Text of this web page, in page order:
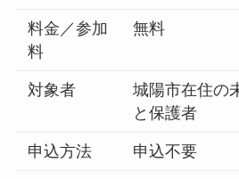
料金／参加
料
無料
対象者
城陽市在住の
と保護者
申込方法 申込不要